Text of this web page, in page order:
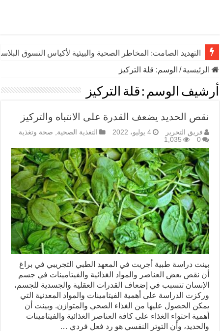
التهديد الصامت: المخاطر الصحية والبيئية لأكياس التسوق
الرئيسية/ الوسم: قلة التركيز
أرشيف الوسم : قلة التركيز
نقص الحديد يضعف القدرة على الانتباه والتركيز
فريق التحرير 4 يوليو، 2022 التغذية الصحية, صحة وتغذية
0
1,035
بينت دراسة طبية أجريت في المعهد الطبي التجريبي في براغ
أن نقص بعض العناصر والمواد الغذائية والفيتامينات في جسم
الإنسان تتسبب في إضعاف القدرات العقلية والجسدية للجسم،
وركزت الدراسة على أهمية الفيتامينات والمواد المعدنية التي
يمكن الحصول عليها من الغذاء الصحي والمتوازن. وبينت أن
أهمية احتواء الغذاء على كافة العناصر الغذائية والفيتامينات
والحديد، وأن التوتر النفسي هو رد فعل فردي …